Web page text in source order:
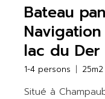
Bateau
lac du Der
1-4 persons 25m2
Situé à